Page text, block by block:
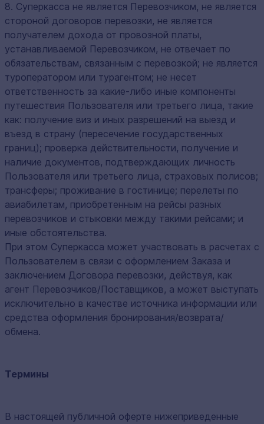
8. Суперкасса не является Перевозчиком, не является
стороной договоров перевозки, не является
получателем дохода от провозной платы,
устанавливаемой Перевозчиком, не отвечает по
обязательствам, связанным с перевозкой; не является
туроператором или турагентом; не несет
ответственность за какие-либо иные компоненты
путешествия Пользователя или третьего лица, такие
как: получение виз и иных разрешений на выезд и
въезд в страну (пересечение государственных
границ); проверка действительности, получение и
наличие документов, подтверждающих личность
Пользователя или третьего лица, страховых полисов;
трансферы; проживание в гостинице; перелеты по
авиабилетам, приобретенным на рейсы разных
перевозчиков и стыковки между такими рейсами; и
иные обстоятельства.
При этом Суперкасса может участвовать в расчетах с
Пользователем в связи с оформлением Заказа и
заключением Договора перевозки, действуя, как
агент Перевозчиков/Поставщиков, а может выступать
исключительно в качестве источника информации или
средства оформления бронирования/возврата/
обмена.
Термины
В настоящей публичной оферте нижеприведенные